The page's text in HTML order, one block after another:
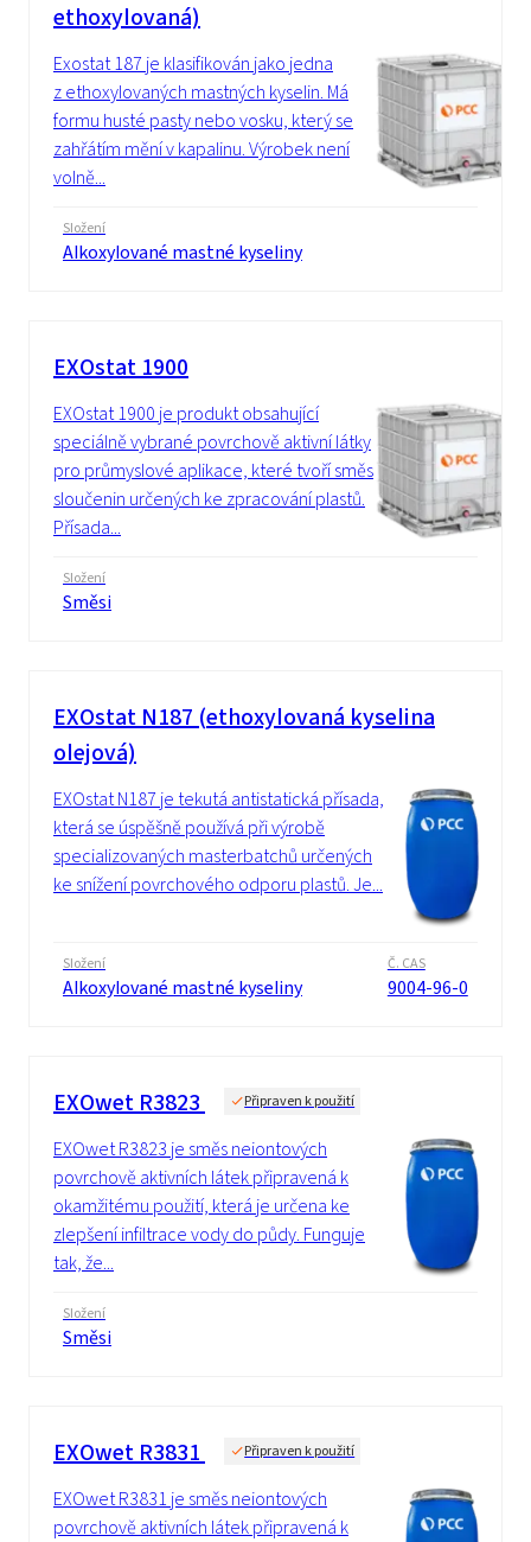
ethoxylovaná)
Exostat 187 je klasifikován jako jedna
z ethoxylovaných mastných kyselin. Má
formu husté pasty nebo vosku, který se
zahřátím mění v kapalinu. Výrobek není
volně...
Složení
Alkoxylované mastné kyseliny
EXOstat 1900
EXOstat 1900 je produkt obsahující
speciálně vybrané povrchově aktivní látky
pro průmyslové aplikace, které tvoří směs
sloučenin určených ke zpracování plastů.
Přísada...
Složení
Směsi
EXOstat N187 (ethoxylovaná kyselina
olejová)
EXOstat N187 je tekutá antistatická přísada,
která se úspěšně používá při výrobě
specializovaných masterbatchů určených
ke snížení povrchového odporu plastů. Je...
Složení
Alkoxylované mastné kyseliny
Č. CAS
9004-96-0
EXOwet R3823 Připraven k použití
EXOwet R3823 je směs neiontových
povrchově aktivních látek připravená k
okamžitému použití, která je určena ke
zlepšení infiltrace vody do půdy. Funguje
tak, že...
Složení
Směsi
EXOwet R3831 Připraven k použití
EXOwet R3831 je směs neiontových
povrchově aktivních látek připravená k